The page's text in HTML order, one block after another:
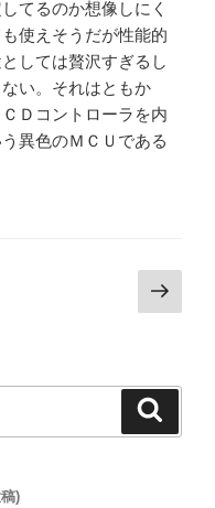
てるのか想像しにく
使えそうだが性能的
しては贅沢すぎるし
い。それはともか
Ｄコントローラを内
異色のＭＣＵである
次
の
ジ
)